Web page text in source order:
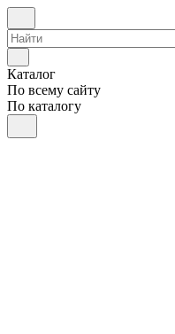
Каталог
По всему сайту
По каталогу